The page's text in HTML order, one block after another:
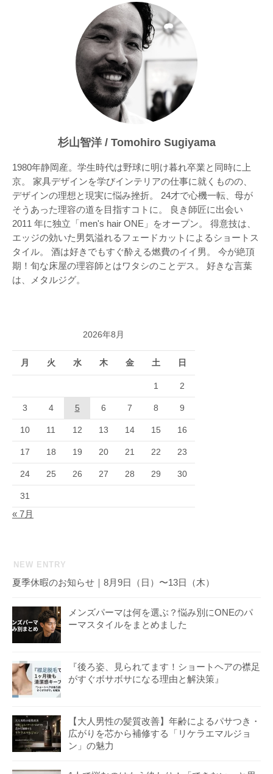
杉山智洋 / Tomohiro Sugiyama
1980年静岡産。学生時代は野球に明け暮れ卒業と同時に上
京。 家具デザインを学びインテリアの仕事に就くものの、
デザインの理想と現実に悩み挫折。 24才で心機一転、母が
そうあった理容の道を目指すコトに。 良き師匠に出会い
2011 年に独立「men's hair ONE」をオープン。 得意技は、
エッジの効いた男気溢れるフェードカットによるショートス
タイル。 酒は好きでもすぐ酔える燃費のイイ男。 今が絶頂
期！旬な床屋の理容師とはワタシのことデス。 好きな言葉
は、メタルジグ。
2026年8月
月 火 水 木 金 土 日
1 2
3 4 5 6 7 8 9
10 11 12 13 14 15 16
17 18 19 20 21 22 23
24 25 26 27 28 29 30
31
« 7月
NEW ENTRY
夏季休暇のお知らせ｜8月9日（日）〜13日（木）
メンズパーマは何を選ぶ？悩み別にONEのパ
ーマスタイルをまとめました
『後ろ姿、見られてます！ショートヘアの襟足
がすぐボサボサになる理由と解決策』
【大人男性の髪質改善】年齢によるパサつき・
広がりを芯から補修する「リケラエマルジョ
ン」の魅力